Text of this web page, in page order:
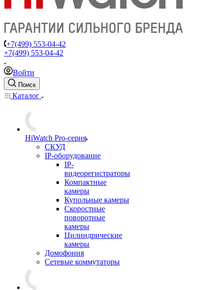
+7(499) 553-04-42
+7(499) 553-04-42
Войти
Поиск
Каталог
HiWatch Pro-серия
CКУД
IP-оборудование
IP-
видеорегистраторы
Компактные
камеры
Купольные камеры
Скоростные
поворотные
камеры
Цилиндрические
камеры
Домофония
Сетевые коммутаторы